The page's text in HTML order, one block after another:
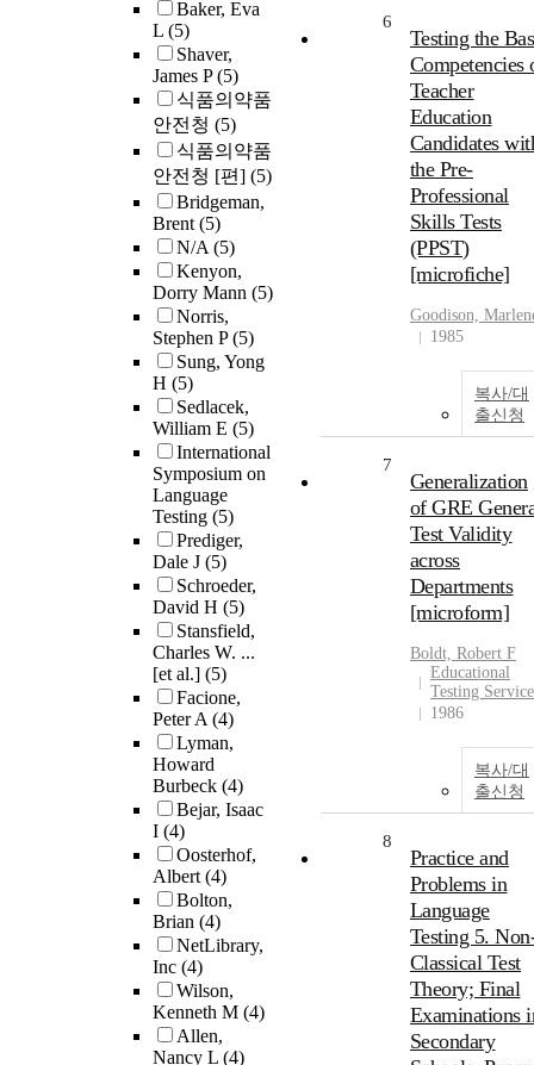
Baker, Eva
L (5)
Shaver,
James P(5)
식품의약품
안전청 (5)
식품의약품
안전청 [편] (5)
Bridgeman,
Brent(5)
N/A(5)
Kenyon,
Dorry Mann (5)
Norris,
Stephen P(5)
Sung, Yong
H (5)
Sedlacek,
William E (5)
International
Symposium on
Language
Testing (5)
Prediger,
Dale J (5)
Schroeder,
David H (5)
Stansfield,
Charles W. ...
[et al.] (5)
Facione,
Peter A(4)
Lyman,
Howard
Burbeck (4)
Bejar, Isaac
I (4)
Oosterhof,
Albert(4)
Bolton,
Brian (4)
NetLibrary,
Inc (4)
Wilson,
Kenneth M (4)
Allen,
Nancy L (4)
6
Testing the
Competencies
Teacher
Education
Candidates
the Pre-
Professional
Skills Tests
(PPST)
[microfiche]
Goodison,
1985
복사/대
출신청
7
Generalization
of GRE
Test Validity
across
Departments
[microform]
Boldt, Robert F
Educational
Testing Service
1986
복사/대
출신청
8
Practice and
Problems in
Language
Testing 5.
Classical Test
Theory; Final
Examinations
Secondary